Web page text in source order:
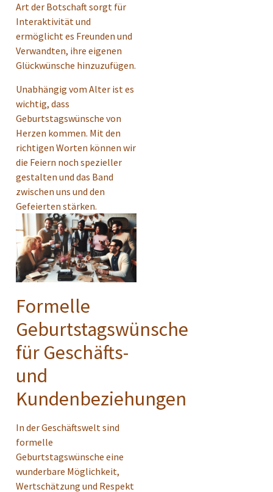
Art der Botschaft sorgt für
Interaktivität und
ermöglicht es Freunden und
Verwandten, ihre eigenen
Glückwünsche hinzuzufügen.
Unabhängig vom Alter ist es
wichtig, dass
Geburtstagswünsche von
Herzen kommen. Mit den
richtigen Worten können wir
die Feiern noch spezieller
gestalten und das Band
zwischen uns und den
Gefeierten stärken.
Formelle
Geburtstagswünsche
für Geschäfts-
und
Kundenbeziehungen
In der Geschäftswelt sind
formelle
Geburtstagswünsche eine
wunderbare Möglichkeit,
Wertschätzung und Respekt